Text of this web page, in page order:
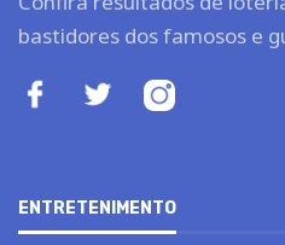
bastidores dos famosos e
ENTRETENIMENTO